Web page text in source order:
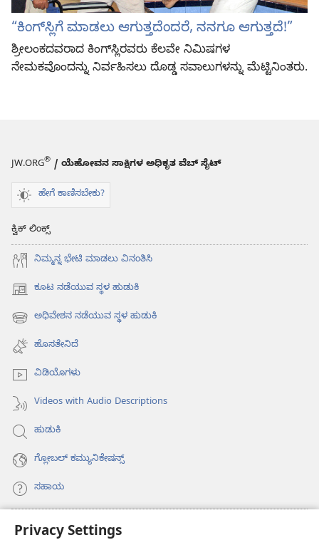
Privacy Settings
“ಕಿಂಗ್‌ಸ್ಲಿಗೆ ಮಾಡಲು ಆಗುತ್ತದೆಂದರೆ, ನನಗೂ ಆಗುತ್ತದೆ!”
ಶ್ರೀಲಂಕದವರಾದ ಕಿಂಗ್‌ಸ್ಲಿರವರು ಕೆಲವೇ ನಿಮಿಷಗಳ
ನೇಮಕವೊಂದನ್ನು ನಿರ್ವಹಿಸಲು ದೊಡ್ಡ ಸವಾಲುಗಳನ್ನು ಮೆಟ್ಟಿನಿಂತರು.
JW.ORG® / ಯೆಹೋವನ ಸಾಕ್ಷಿಗಳ ಅಧಿಕೃತ ವೆಬ್ ಸೈಟ್
ಹೇಗೆ ಕಾಣಿಸಬೇಕು?
ಕ್ವಿಕ್ ಲಿಂಕ್ಸ್
ನಿಮ್ಮನ್ನ ಭೇಟಿ ಮಾಡಲು ವಿನಂತಿಸಿ
ಕೂಟ ನಡೆಯುವ ಸ್ಥಳ ಹುಡುಕಿ
(opens
new
window)
ಅಧಿವೇಶನ ನಡೆಯುವ ಸ್ಥಳ ಹುಡುಕಿ
(opens
new
window)
ಹೊಸತೇನಿದೆ
ವಿಡಿಯೊಗಳು
Videos with Audio Descriptions
ಹುಡುಕಿ
ಗ್ಲೋಬಲ್‌ ಕಮ್ಯುನಿಕೇಷನ್ಸ್‌
ಸಹಾಯ
ಕಾಣಿಕೆಗಳು
(opens